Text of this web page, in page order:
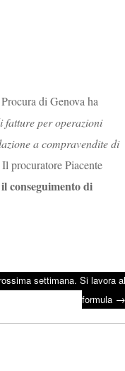
di Genova ha
fatture per operazioni
a compravendite di
Il procuratore Piacente
conseguimento di
settimana. Si lavora
formula →